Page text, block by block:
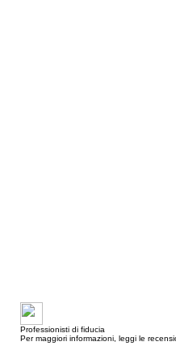
Professionisti di fiducia
Per maggiori informazioni, leggi le